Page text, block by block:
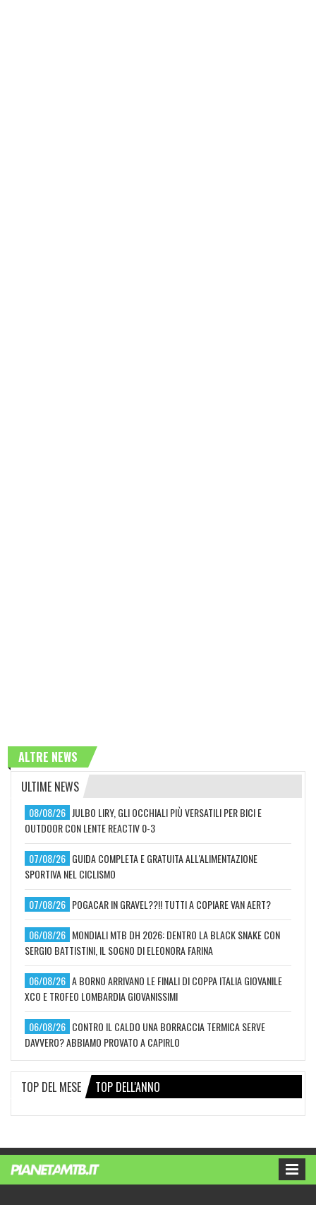
ALTRE NEWS
ULTIME NEWS
08/08/26 JULBO LIRY, GLI OCCHIALI PIÙ VERSATILI PER BICI E
OUTDOOR CON LENTE REACTIV 0-3
07/08/26 GUIDA COMPLETA E GRATUITA ALL'ALIMENTAZIONE
SPORTIVA NEL CICLISMO
07/08/26 POGACAR IN GRAVEL??!! TUTTI A COPIARE VAN AERT?
06/08/26 MONDIALI MTB DH 2026: DENTRO LA BLACK SNAKE CON
SERGIO BATTISTINI, IL SOGNO DI ELEONORA FARINA
06/08/26 A BORNO ARRIVANO LE FINALI DI COPPA ITALIA GIOVANILE
XCO E TROFEO LOMBARDIA GIOVANISSIMI
06/08/26 CONTRO IL CALDO UNA BORRACCIA TERMICA SERVE
DAVVERO? ABBIAMO PROVATO A CAPIRLO
TOP DEL MESE TOP DELL'ANNO